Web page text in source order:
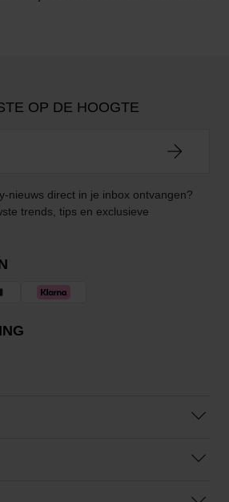
OP DE HOOGTE
nieuws direct in je inbox ontvangen?
trends, tips en exclusieve